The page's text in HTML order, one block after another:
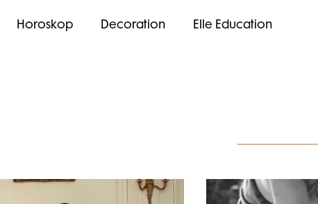
Horoskop Decoration Elle Education